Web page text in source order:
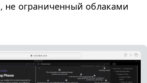
не ограниченный облаками